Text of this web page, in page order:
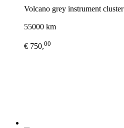
Volcano grey instrument cluster
55000 km
€ 750,00